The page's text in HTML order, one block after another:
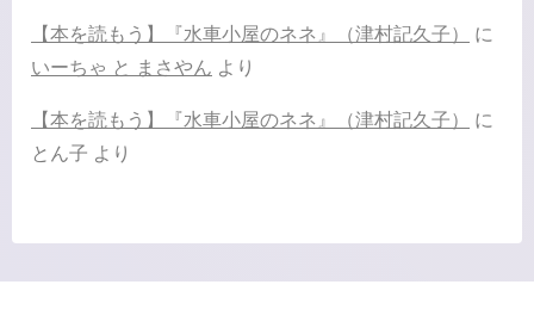
【本を読もう】『水車小屋のネネ』（津村記久子）
に
いーちゃ と まさやん より
【本を読もう】『水車小屋のネネ』（津村記久子）
に
とん子 より